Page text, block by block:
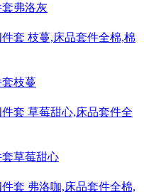
弗洛灰
套枝蔓
草莓甜心